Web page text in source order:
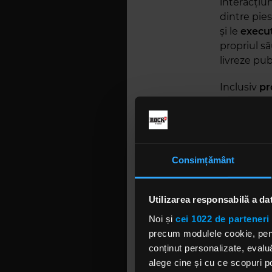
Consimțământ
Utilizarea responsabilă a
Noi și cei 1022 de
precum modulele cookie,
conținut personalizate,
alege cine și cu ce scopuri
dintre
și le
propriul
livreze
Inclusiv
„Imnuri de
Rockerii
vor mai
În timpul
general,